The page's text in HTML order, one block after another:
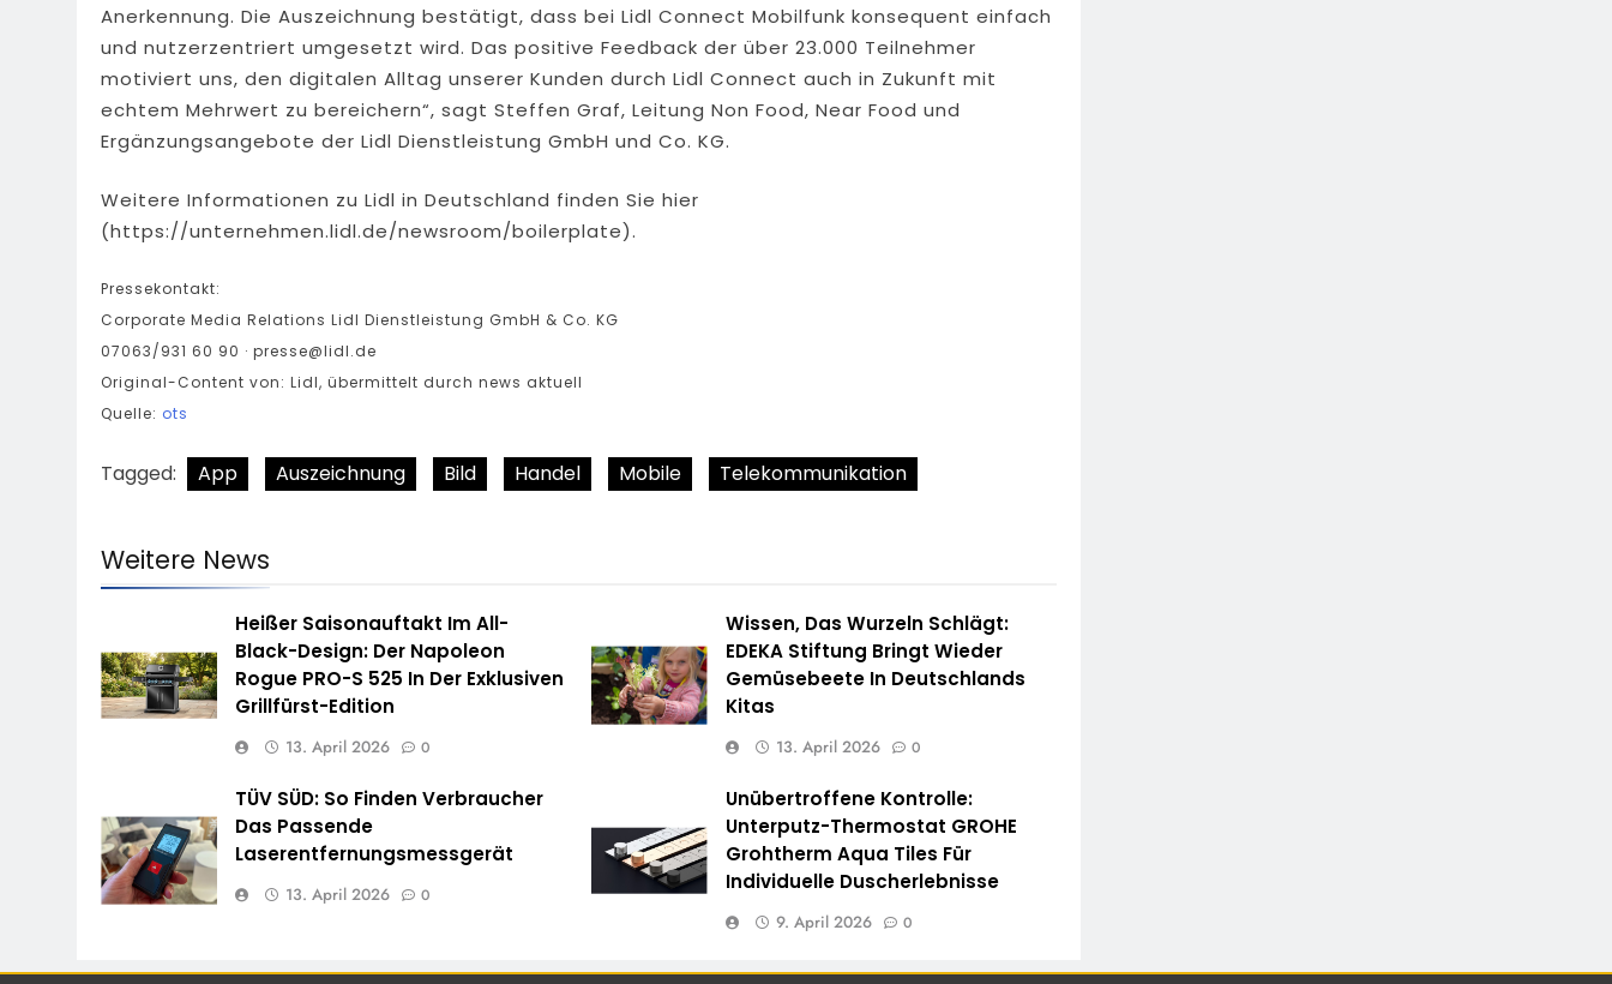
Anerkennung. Die Auszeichnung bestätigt, dass bei Lidl Connect Mobilfunk konsequent einfach
und nutzerzentriert umgesetzt wird. Das positive Feedback der über 23.000 Teilnehmer
motiviert uns, den digitalen Alltag unserer Kunden durch Lidl Connect auch in Zukunft mit
echtem Mehrwert zu bereichern“, sagt Steffen Graf, Leitung Non Food, Near Food und
Ergänzungsangebote der Lidl Dienstleistung GmbH und Co. KG.
Weitere Informationen zu Lidl in Deutschland finden Sie hier
(https://unternehmen.lidl.de/newsroom/boilerplate).
Pressekontakt:
Corporate Media Relations Lidl Dienstleistung GmbH & Co. KG
07063/931 60 90 · presse@lidl.de
Original-Content von: Lidl, übermittelt durch news aktuell
Quelle: ots
Tagged: App Auszeichnung Bild Handel Mobile Telekommunikation
Weitere News
Heißer Saisonauftakt Im All-
Black-Design: Der Napoleon
Rogue PRO-S 525 In Der Exklusiven
Grillfürst-Edition
13. April 2026 0
Wissen, Das Wurzeln Schlägt:
EDEKA Stiftung Bringt Wieder
Gemüsebeete In Deutschlands
Kitas
13. April 2026 0
TÜV SÜD: So Finden Verbraucher
Das Passende
Laserentfernungsmessgerät
13. April 2026 0
Unübertroffene Kontrolle:
Unterputz-Thermostat GROHE
Grohtherm Aqua Tiles Für
Individuelle Duscherlebnisse
9. April 2026 0